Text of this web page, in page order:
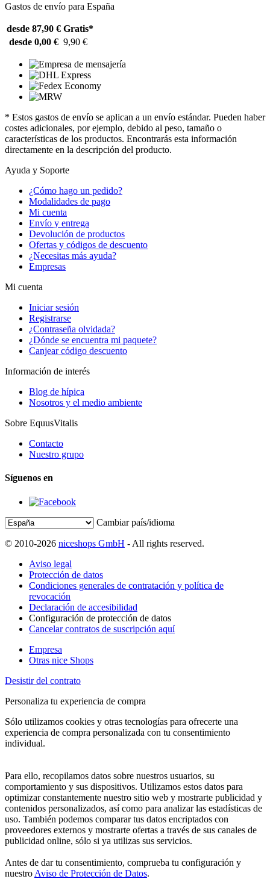
Gastos de envío para España
desde 87,90 € Gratis*
desde 0,00 € 9,90 €
* Estos gastos de envío se aplican a un envío estándar. Pueden haber
costes adicionales, por ejemplo, debido al peso, tamaño o
características de los productos. Encontrarás esta información
directamente en la descripción del producto.
Ayuda y Soporte
¿Cómo hago un pedido?
Modalidades de pago
Mi cuenta
Envío y entrega
Devolución de productos
Ofertas y códigos de descuento
¿Necesitas más ayuda?
Empresas
Mi cuenta
Iniciar sesión
Registrarse
¿Contraseña olvidada?
¿Dónde se encuentra mi paquete?
Canjear código descuento
Información de interés
Blog de hípica
Nosotros y el medio ambiente
Sobre EquusVitalis
Contacto
Nuestro grupo
Síguenos en
Cambiar país/idioma
© 2010-2026 niceshops GmbH - All rights reserved.
Aviso legal
Protección de datos
Condiciones generales de contratación y política de
revocación
Declaración de accesibilidad
Configuración de protección de datos
Cancelar contratos de suscripción aquí
Empresa
Otras nice Shops
Desistir del contrato
Personaliza tu experiencia de compra
Sólo utilizamos cookies y otras tecnologías para ofrecerte una
experiencia de compra personalizada con tu consentimiento
individual.
Para ello, recopilamos datos sobre nuestros usuarios, su
comportamiento y sus dispositivos. Utilizamos estos datos para
optimizar constantemente nuestro sitio web y mostrarte publicidad y
contenidos personalizados, así como para analizar las estadísticas de
uso. También podemos comparar tus datos encriptados con
proveedores externos y mostrarte ofertas a través de sus canales de
publicidad online, sólo si ya utilizas sus servicios.
Antes de dar tu consentimiento, comprueba tu configuración y
nuestro Aviso de Protección de Datos.